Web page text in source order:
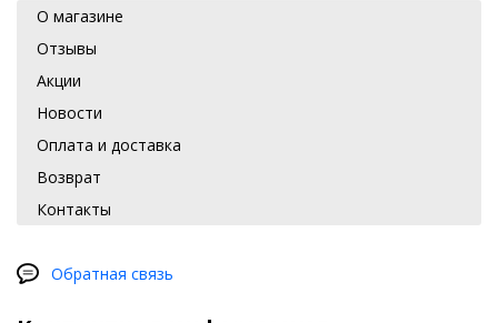
О магазине
Отзывы
Акции
Новости
Оплата и доставка
Возврат
Контакты
Обратная связь